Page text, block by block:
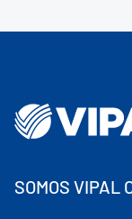
SOMOS VIPAL